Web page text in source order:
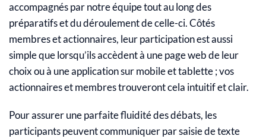
accompagnés par notre équipe tout au long des
préparatifs et du déroulement de celle-ci.Côtés
membres et actionnaires, leur participation est aussi
simple que lorsqu’ils accèdent à une page web de leur
choix ou à une application sur mobile et tablette ; vos
actionnaires et membres trouveront cela intuitif et clair.
Pour assurer une parfaite fluidité des débats, les
participants peuvent communiquer par saisie de texte